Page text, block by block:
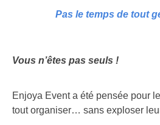
Pas le temps de tout
Vous n’êtes pas seuls !
Enjoya Event a été pensée pour
tout organiser… sans exploser